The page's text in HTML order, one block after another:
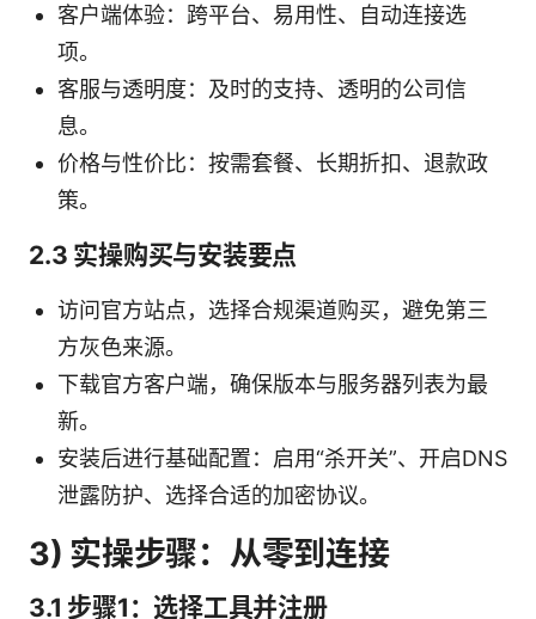
客户端体验：跨平台、易用性、自动连接选
项。
客服与透明度：及时的支持、透明的公司信
息。
价格与性价比：按需套餐、长期折扣、退款政
策。
2.3 实操购买与安装要点
访问官方站点，选择合规渠道购买，避免第三
方灰色来源。
下载官方客户端，确保版本与服务器列表为最
新。
安装后进行基础配置：启用“杀开关”、开启DNS
泄露防护、选择合适的加密协议。
3) 实操步骤：从零到连接
3.1 步骤1：选择工具并注册